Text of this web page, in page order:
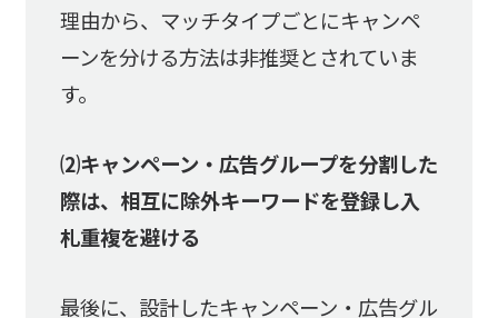
理由から、マッチタイプごとにキャンペ
ーンを分ける方法は非推奨とされていま
す。
⑵キャンペーン・広告グループを分割した
際は、相互に除外キーワードを登録し入
札重複を避ける
最後に、設計したキャンペーン・広告グル